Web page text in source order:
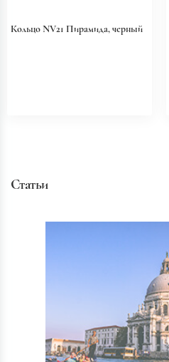
Кольцо NV21 Пирамида, черный
Статьи